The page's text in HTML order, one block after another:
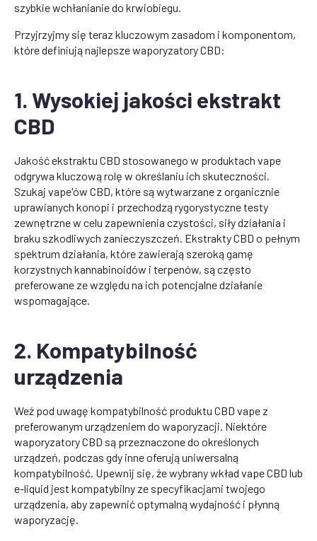
szybkie wchłanianie do krwiobiegu.
Przyjrzyjmy się teraz kluczowym zasadom i komponentom,
które definiują najlepsze waporyzatory CBD:
1. Wysokiej jakości ekstrakt
CBD
Jakość ekstraktu CBD stosowanego w produktach vape
odgrywa kluczową rolę w określaniu ich skuteczności.
Szukaj vape'ów CBD, które są wytwarzane z organicznie
uprawianych konopi i przechodzą rygorystyczne testy
zewnętrzne w celu zapewnienia czystości, siły działania i
braku szkodliwych zanieczyszczeń. Ekstrakty CBD o pełnym
spektrum działania, które zawierają szeroką gamę
korzystnych kannabinoidów i terpenów, są często
preferowane ze względu na ich potencjalne działanie
wspomagające.
2. Kompatybilność
urządzenia
Weź pod uwagę kompatybilność produktu CBD vape z
preferowanym urządzeniem do waporyzacji. Niektóre
waporyzatory CBD są przeznaczone do określonych
urządzeń, podczas gdy inne oferują uniwersalną
kompatybilność. Upewnij się, że wybrany wkład vape CBD lub
e-liquid jest kompatybilny ze specyfikacjami twojego
urządzenia, aby zapewnić optymalną wydajność i płynną
waporyzację.